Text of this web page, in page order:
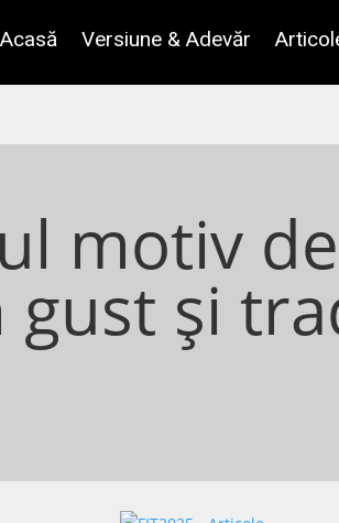
Acasă Versiune & Adevăr
motiv
gust și